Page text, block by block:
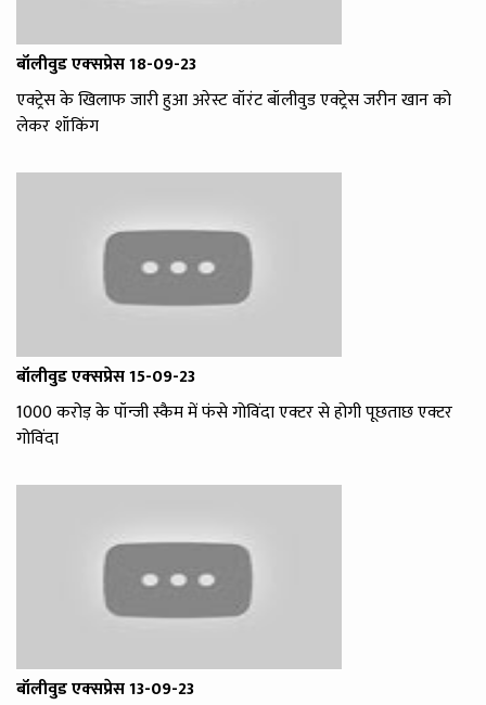
बॉलीवुड एक्‍सप्रेस 18-09-23
एक्ट्रेस के खिलाफ जारी हुआ अरेस्ट वॉरंट बॉलीवुड एक्ट्रेस जरीन खान को
लेकर शॉकिंग
बॉलीवुड एक्‍सप्रेस 15-09-23
1000 करोड़ के पॉन्जी स्कैम में फंसे गोविंदा एक्टर से होगी पूछताछ एक्टर
गोविंदा
बॉलीवुड एक्‍सप्रेस 13-09-23